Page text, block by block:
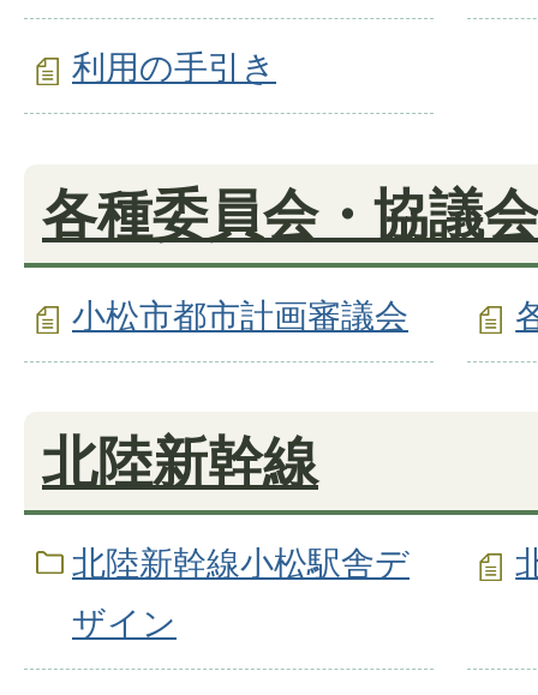
利用の手引き
各種委員会・協議
小松市都市計画審議会
北陸新幹線
北陸新幹線小松駅舎デ
ザイン